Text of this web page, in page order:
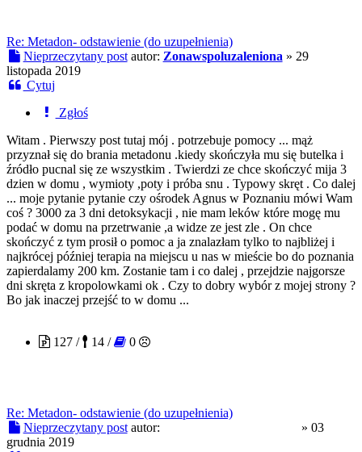
Re: Metadon- odstawienie (do uzupełnienia)
Nieprzeczytany post autor: Zonawspoluzaleniona » 29
listopada 2019
Cytuj
Zgłoś
Witam . Pierwszy post tutaj mój . potrzebuje pomocy ... mąż
przyznał się do brania metadonu .kiedy skończyła mu się butelka i
źródło pucnal się ze wszystkim . Twierdzi ze chce skończyć mija 3
dzien w domu , wymioty ,poty i próba snu . Typowy skręt . Co dalej
... moje pytanie pytanie czy ośrodek Agnus w Poznaniu mówi Wam
coś ? 3000 za 3 dni detoksykacji , nie mam leków które mogę mu
podać w domu na przetrwanie ,a widze ze jest zle . On chce
skończyć z tym prosił o pomoc a ja znalazłam tylko to najbliżej i
najkrócej później terapia na miejscu u nas w mieście bo do poznania
zapierdalamy 200 km. Zostanie tam i co dalej , przejdzie najgorsze
dni skręta z kropolowkami ok . Czy to dobry wybór z mojej strony ?
Bo jak inaczej przejść to w domu ...
127 /
14 / 0
Re: Metadon- odstawienie (do uzupełnienia)
Nieprzeczytany post autor: » 03
grudnia 2019